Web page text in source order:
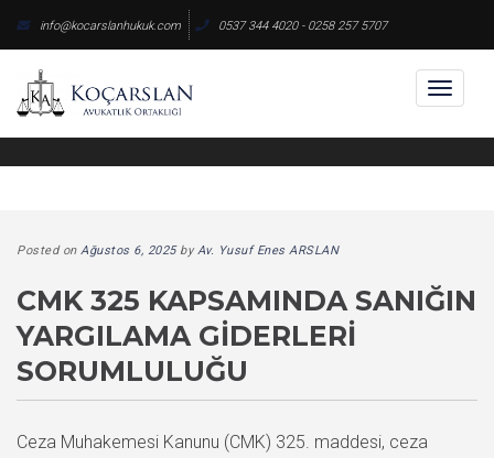
content
info@kocarslanhukuk.com 0537 344 4020 - 0258 257 5707
Posted on Ağustos 6, 2025byAv. Yusuf Enes ARSLAN
CMK 325 KAPSAMINDA SANIĞIN
YARGILAMA GIDERLERI
SORUMLULUĞU
Ceza Muhakemesi Kanunu (CMK) 325. maddesi, ceza